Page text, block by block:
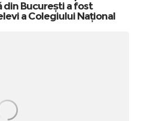
București a fost
a Colegiului Național